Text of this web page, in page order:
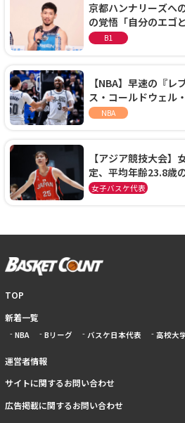
京都ハンナリーズへ
の覚悟「自分のエゴ
に、京都に来たわけ
B1
【NBA】早速の『
ス・コールドウェル
ーズに1年契約で加入
NBA
【アジア競技大会
定、平均年齢23.8歳
本開催の大舞台で頂点
女子バスケ代表
TOP
新着一覧
NBA Bリーグ バスケ日本代表 高校大
運営者情報
サイトに関するお問い合わせ
広告掲載に関するお問い合わせ